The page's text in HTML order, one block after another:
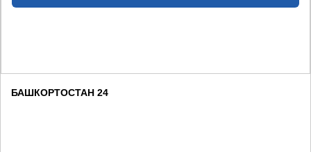
БАШКОРТОСТАН 24